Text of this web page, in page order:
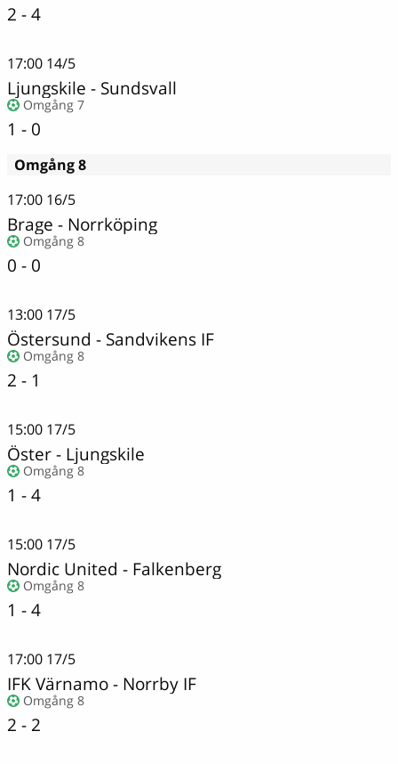
2 - 4
17:00 14/5
Ljungskile - Sundsvall
Omgång 7
1 - 0
Omgång 8
17:00 16/5
Brage - Norrköping
Omgång 8
0 - 0
13:00 17/5
Östersund - Sandvikens IF
Omgång 8
2 - 1
15:00 17/5
Öster- Ljungskile
Omgång 8
1 - 4
15:00 17/5
Nordic United - Falkenberg
Omgång 8
1 - 4
17:00 17/5
IFK Värnamo - Norrby IF
Omgång 8
2 - 2